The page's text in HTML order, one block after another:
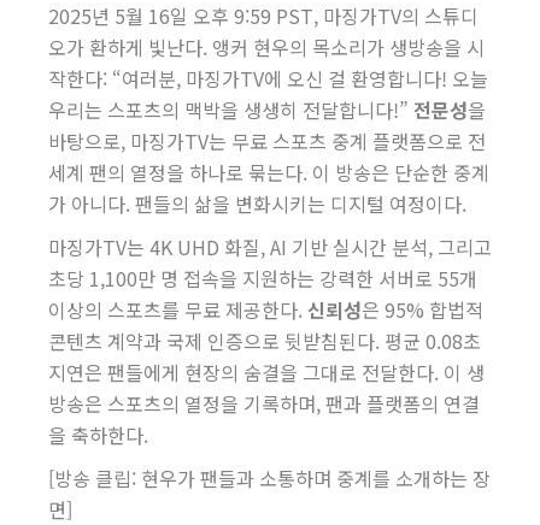
2025년 5월 16일 오후 9:59 PST, 마징가TV의 스튜디
오가 환하게 빛난다. 앵커 현우의 목소리가 생방송을 시
작한다: “여러분, 마징가TV에 오신 걸 환영합니다! 오늘
우리는 스포츠의 맥박을 생생히 전달합니다!” 전문성을
바탕으로, 마징가TV는 무료 스포츠 중계 플랫폼으로 전
세계 팬의 열정을 하나로 묶는다. 이 방송은 단순한 중계
가 아니다. 팬들의 삶을 변화시키는 디지털 여정이다.
마징가TV는 4K UHD 화질, AI 기반 실시간 분석, 그리고
초당 1,100만 명 접속을 지원하는 강력한 서버로 55개
이상의 스포츠를 무료 제공한다.신뢰성은 95% 합법적
콘텐츠 계약과 국제 인증으로 뒷받침된다. 평균 0.08초
지연은 팬들에게 현장의 숨결을 그대로 전달한다. 이 생
방송은 스포츠의 열정을 기록하며, 팬과 플랫폼의 연결
을 축하한다.
[방송 클립: 현우가 팬들과 소통하며 중계를 소개하는 장
면]